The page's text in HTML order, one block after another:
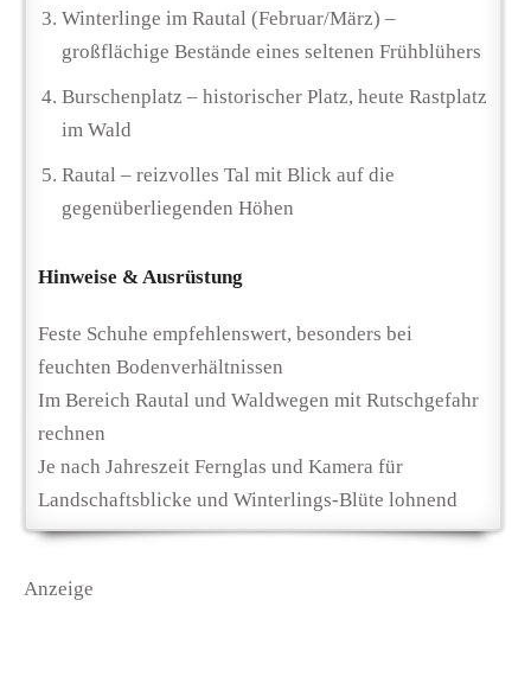
Winterlinge im Rautal (Februar/März) –
großflächige Bestände eines seltenen Frühblühers
Burschenplatz – historischer Platz, heute Rastplatz
im Wald
Rautal – reizvolles Tal mit Blick auf die
gegenüberliegenden Höhen
Hinweise & Ausrüstung
Feste Schuhe empfehlenswert, besonders bei
feuchten Bodenverhältnissen
Im Bereich Rautal und Waldwegen mit Rutschgefahr
rechnen
Je nach Jahreszeit Fernglas und Kamera für
Landschaftsblicke und Winterlings-Blüte lohnend
Anzeige